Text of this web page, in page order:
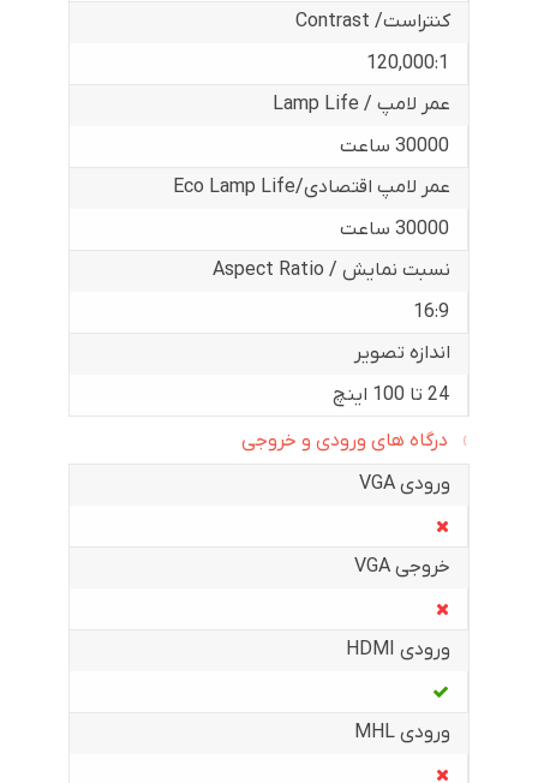
کنتراست/ Contrast
120,000:1
عمر لامپ / Lamp Life
30000 ساعت
عمر لامپ اقتصادی/Eco Lamp Life
30000 ساعت
نسبت نمایش / Aspect Ratio
16:9
اندازه تصویر
24 تا 100 اینچ
درگاه های ورودی و خروجی
ورودی VGA
خروجی VGA
ورودی HDMI
ورودی MHL